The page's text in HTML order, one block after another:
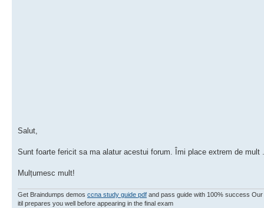
Salut,
Sunt foarte fericit sa ma alatur acestui forum. Îmi place extrem de mult
Mulțumesc mult!
Get Braindumps demos ccna study guide pdf and pass guide with 100% success Our
itil prepares you well before appearing in the final exam